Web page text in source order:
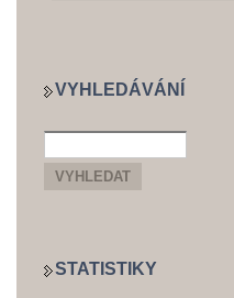
VYHLEDÁVÁNÍ
STATISTIKY